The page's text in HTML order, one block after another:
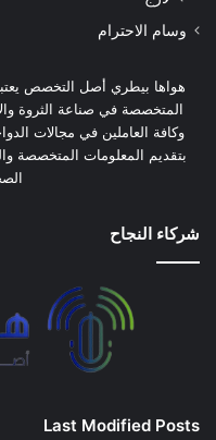
وسام الاحترام
هواها بيطري أصل التخصص
المتخصصة في صناعة الثروة
وكافة العاملين في مجالات
بتقديم المعلومات المتخصصة
شركاء النجاح
Last Modified Posts